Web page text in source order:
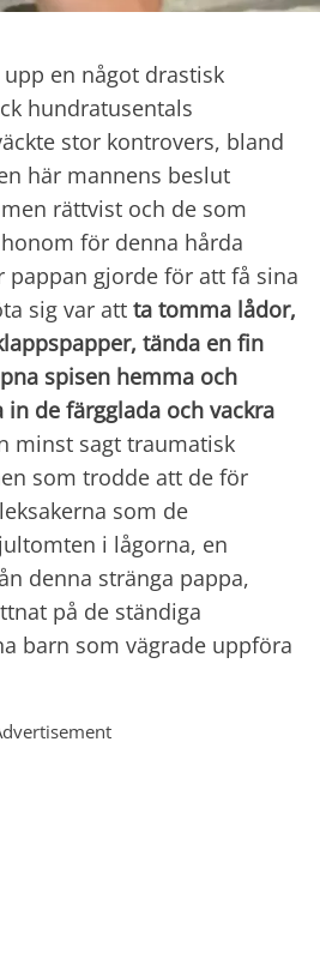
en något drastisk
hundratusentals
stor kontrovers, bland
här mannens beslut
rättvist och de som
för denna hårda
pappan gjorde för att få sina
sig var att ta tomma lådor,
tända en fin
spisen hemma och
in de färgglada och vackra
minst sagt traumatisk
som trodde att de för
som de
i lågorna, en
denna stränga pappa,
på de ständiga
barn som vägrade uppföra